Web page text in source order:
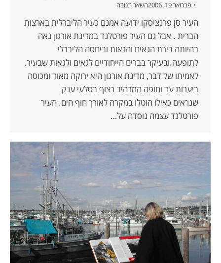
פברואר 19, 2006
השאר תגובה
העיר סן פרנציסקו ידועה אמנם כעיר הליברלית בארצות
הברית . אבל גם העיר פורטלנד במדינת אורגון גאה
בהיותה בירת הגאים והגאות וביחסה הליברלי
לתופעה.ובעיקר בברים הייחודיים לגאים ולגאות שבעיר.
לאמיתו של דבר, מדינת אורגון היא ירוקה מאוד ומכוסה
ביערות עד וחופה המרהיב רצוף בסלעי ענק
שנראים כאילו הוטלו במקרה לאורך חוף הים. העיר
פורטלנד עצמה נוסדה על…